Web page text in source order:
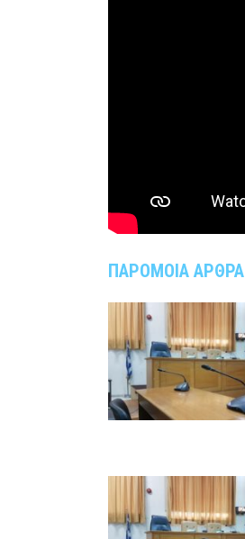
ΠΑΡΟΜΟΙΑ ΑΡΘΡΑ